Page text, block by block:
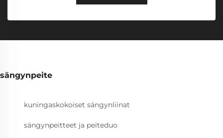
sängynpeite
kuningaskokoiset sängynliinat
sängynpeitteet ja peiteduo